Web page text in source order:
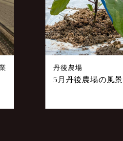
丹後農場
5月丹後農場の風景